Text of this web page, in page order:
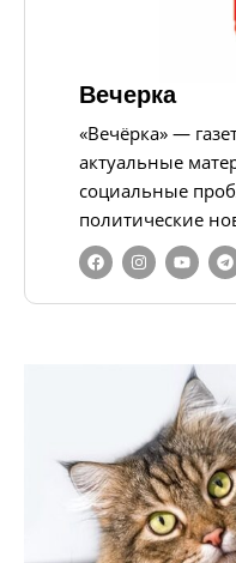
Вечерка
«Вечёрка» —
актуальные
социальные
политические